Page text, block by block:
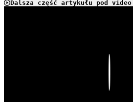
Dalsza część artykułu pod video